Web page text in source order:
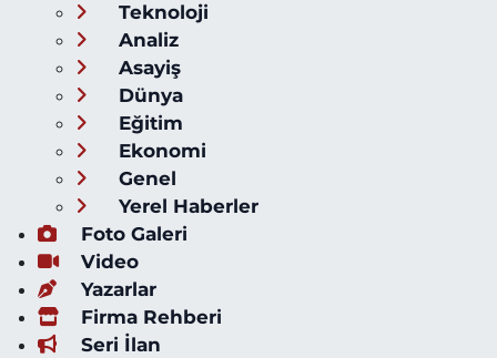
Teknoloji
Analiz
Asayiş
Dünya
Eğitim
Ekonomi
Genel
Yerel Haberler
Foto Galeri
Video
Yazarlar
Firma Rehberi
Seri İlan